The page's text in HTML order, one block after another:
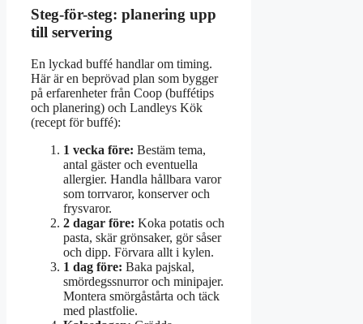
Steg-för-steg: planering upp
till servering
En lyckad buffé handlar om timing.
Här är en beprövad plan som bygger
på erfarenheter från Coop (buffétips
och planering) och Landleys Kök
(recept för buffé):
1 vecka före: Bestäm tema,
antal gäster och eventuella
allergier. Handla hållbara varor
som torrvaror, konserver och
frysvaror.
2 dagar före: Koka potatis och
pasta, skär grönsaker, gör såser
och dipp. Förvara allt i kylen.
1 dag före: Baka pajskal,
smördegssnurror och minipajer.
Montera smörgåstårta och täck
med plastfolie.